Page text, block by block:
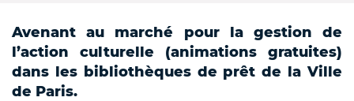
Avenant au marché pour la gestion de
l’action culturelle (animations gratuites)
dans les bibliothèques de prêt de la Ville
de Paris.